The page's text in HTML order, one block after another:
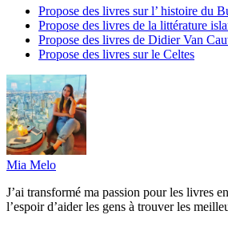
Propose des livres sur l’ histoire du
Propose des livres de la littérature
Propose des livres de Didier Van
Propose des livres sur le Celtes
Mia Melo
J’ai transformé ma passion pour les livres
l’espoir d’aider les gens à trouver les